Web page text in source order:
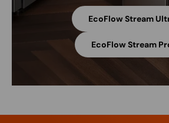
EcoFlow Stream
EcoFlow Stream